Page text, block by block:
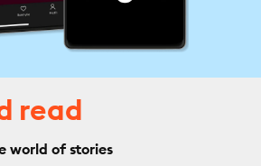
read
world of stories